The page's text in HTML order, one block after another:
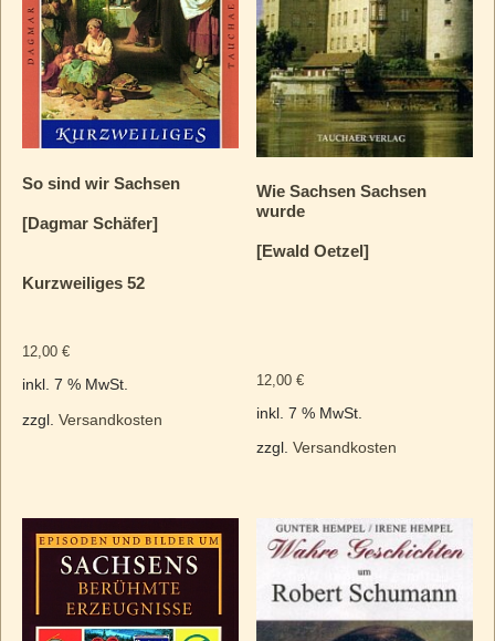
So sind wir Sachsen
[Dagmar Schäfer]
Kurzweiliges 52
12,00 €
inkl. 7 % MwSt.
zzgl. Versandkosten
Wie Sachsen Sachsen
wurde
[Ewald Oetzel]
12,00€
inkl. 7 % MwSt.
zzgl.Versandkosten